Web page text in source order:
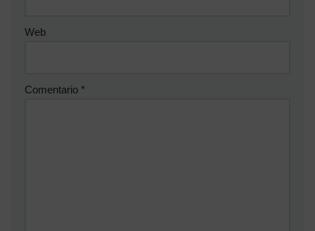
Web
Comentario *